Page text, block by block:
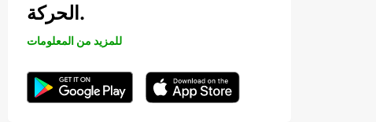
الحركة.
للمزيد من المعلومات